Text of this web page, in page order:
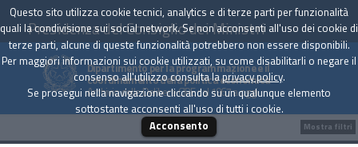
Presidenza del Consiglio dei Ministri
Dipartimento per la programmazione e il
coordinamento della politica economica
Archivio delle Delibere CIPE dal 1967 a oggi
Mostra filtri
Questo sito utilizza cookie tecnici, analytics e di terze parti per funzionalità
quali la condivisione sui social network. Se non acconsenti all'uso dei cookie di
terze parti, alcune di queste funzionalità potrebbero non essere disponibili.
Per maggiori informazioni sui cookie utilizzati, su come disabilitarli o negare il
consenso all'utilizzo consulta laprivacy policy.
Se prosegui nella navigazione cliccando su un qualunque elemento
sottostante acconsenti all'uso di tutti i cookie.
Acconsento